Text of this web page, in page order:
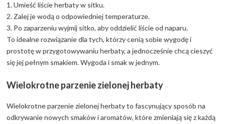
1. Umieść liście herbaty w sitku.
2. Zalej je wodą o odpowiedniej temperaturze.
3. Po zaparzeniu wyjmij sitko, aby oddzielić liście od naparu.
To idealne rozwiązanie dla tych, którzy cenią sobie wygodę i
prostotę w przygotowywaniu herbaty, a jednocześnie chcą cieszyć
się jej pełnym smakiem. Wygoda i smak w jednym.
Wielokrotne parzenie zielonej herbaty
Wielokrotne parzenie zielonej herbaty to fascynujący sposób na
odkrywanie nowych smaków i aromatów, które zmieniają się z każdą